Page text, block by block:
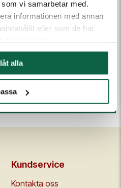
vi samarbetar med.
informationen med annan
eller som de har
alla
eller klicka för att ladda
mig
Kundservice
Kontakta oss